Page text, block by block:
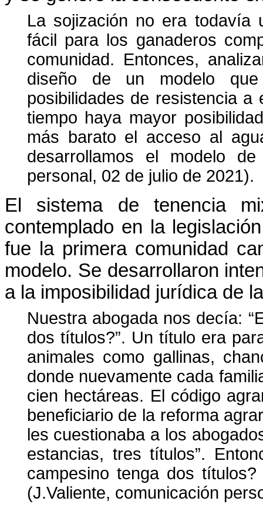
La sojización no era todavía
fácil para los ganaderos
comunidad. Entonces,
diseño de un modelo
posibilidades de resistencia
tiempo haya mayor
más barato el acceso al
desarrollamos el modelo
personal, 02 de julio de 2021).
El sistema de tenencia
contemplado en la
fue la primera comunidad
modelo. Se desarrollaron
a la imposibilidad jurídica de
Nuestra abogada nos decía:
dos títulos?”. Un título era
animales como gallinas,
donde nuevamente cada
cien hectáreas. El código
beneficiario de la reforma
les cuestionaba a los
estancias, tres títulos”.
campesino tenga dos
(J.Valiente, comunicación